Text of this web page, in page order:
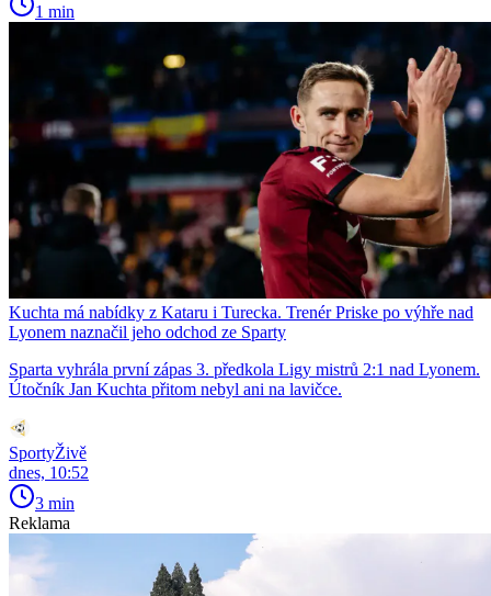
1 min
Kuchta má nabídky z Kataru i Turecka. Trenér Priske po výhře nad
Lyonem naznačil jeho odchod ze Sparty
Sparta vyhrála první zápas 3. předkola Ligy mistrů 2:1 nad Lyonem.
Útočník Jan Kuchta přitom nebyl ani na lavičce.
SportyŽivě
dnes, 10:52
3 min
Reklama